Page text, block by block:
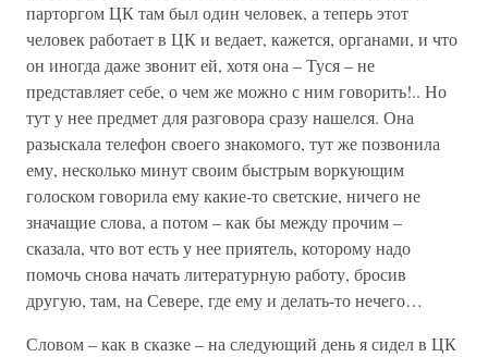
парторгом ЦК там был один человек, а теперь этот
человек работает в ЦК и ведает, кажется, органами, и что
он иногда даже звонит ей, хотя она – Туся – не
представляет себе, о чем же можно с ним говорить!.. Но
тут у нее предмет для разговора сразу нашелся. Она
разыскала телефон своего знакомого, тут же позвонила
ему, несколько минут своим быстрым воркующим
голоском говорила ему какие-то светские, ничего не
значащие слова, а потом – как бы между прочим –
сказала, что вот есть у нее приятель, которому надо
помочь снова начать литературную работу, бросив
другую, там, на Севере, где ему и делать-то нечего…
Словом – как в сказке – на следующий день я сидел в ЦК